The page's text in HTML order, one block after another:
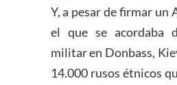
Y, a pesar de firmar un
el que se acordaba
militar en Donbass,
14.000 rusos étnicos